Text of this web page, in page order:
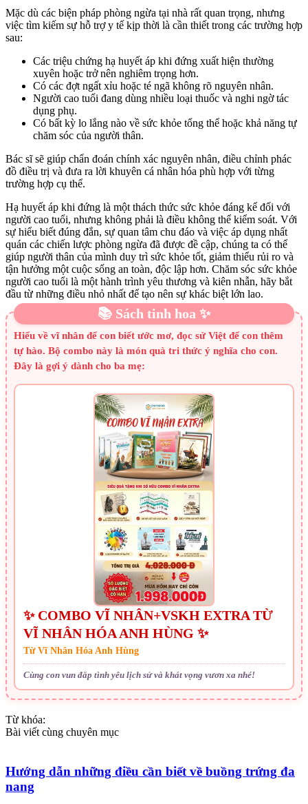
Mặc dù các biện pháp phòng ngừa tại nhà rất quan trọng, nhưng
việc tìm kiếm sự hỗ trợ y tế kịp thời là cần thiết trong các trường hợp
sau:
Các triệu chứng hạ huyết áp khi đứng xuất hiện thường
xuyên hoặc trở nên nghiêm trọng hơn.
Có các đợt ngất xỉu hoặc té ngã không rõ nguyên nhân.
Người cao tuổi đang dùng nhiều loại thuốc và nghi ngờ tác
dụng phụ.
Có bất kỳ lo lắng nào về sức khỏe tổng thể hoặc khả năng tự
chăm sóc của người thân.
Bác sĩ sẽ giúp chẩn đoán chính xác nguyên nhân, điều chỉnh phác
đồ điều trị và đưa ra lời khuyên cá nhân hóa phù hợp với từng
trường hợp cụ thể.
Hạ huyết áp khi đứng là một thách thức sức khỏe đáng kể đối với
người cao tuổi, nhưng không phải là điều không thể kiểm soát. Với
sự hiểu biết đúng đắn, sự quan tâm chu đáo và việc áp dụng nhất
quán các chiến lược phòng ngừa đã được đề cập, chúng ta có thể
giúp người thân của mình duy trì sức khỏe tốt, giảm thiểu rủi ro và
tận hưởng một cuộc sống an toàn, độc lập hơn. Chăm sóc sức khỏe
người cao tuổi là một hành trình yêu thương và kiên nhẫn, hãy bắt
đầu từ những điều nhỏ nhất để tạo nên sự khác biệt lớn lao.
📚 Sách tinh hoa ✨
Hiểu về vĩ nhân để con biết ước mơ, đọc sử Việt để con thêm
tự hào. Bộ combo này là món quà tri thức ý nghĩa cho con.
Đây là gợi ý dành cho ba mẹ:
✨ COMBO VĨ NHÂN+VSKH EXTRA TỪ
VĨ NHÂN HÓA ANH HÙNG ✨
Từ Vĩ Nhân Hóa Anh Hùng
Cùng con vun đắp tình yêu lịch sử và khát vọng vươn xa nhé!
Từ khóa:
Bài viết cùng chuyên mục
Hướng dẫn những điều cần biết về buồng trứng đa
nang